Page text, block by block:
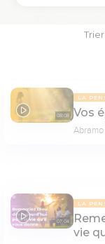
08:08
LA
Vos
07:04
LA
vie